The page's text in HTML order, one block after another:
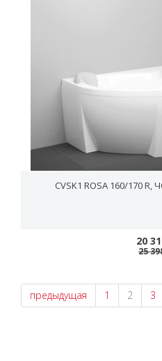
CVSK1 ROSA 160/170 R,
20
25
предыдущая 1 2 3